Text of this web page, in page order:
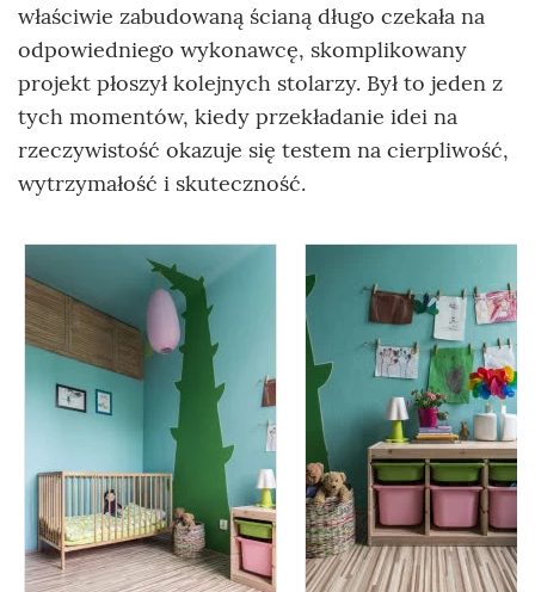
właściwie zabudowaną ścianą długo czekała na
odpowiedniego wykonawcę, skomplikowany
projekt płoszył kolejnych stolarzy. Był to jeden z
tych momentów, kiedy przekładanie idei na
rzeczywistość okazuje się testem na cierpliwość,
wytrzymałość i skuteczność.